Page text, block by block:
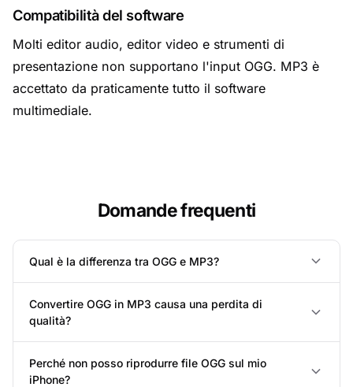
Compatibilità del software
Molti editor audio, editor video e strumenti di
presentazione non supportano l'input OGG. MP3 è
accettato da praticamente tutto il software
multimediale.
Domande frequenti
Qual è la differenza tra OGG e MP3?
Convertire OGG in MP3 causa una perdita di
qualità?
Perché non posso riprodurre file OGG sul mio
iPhone?